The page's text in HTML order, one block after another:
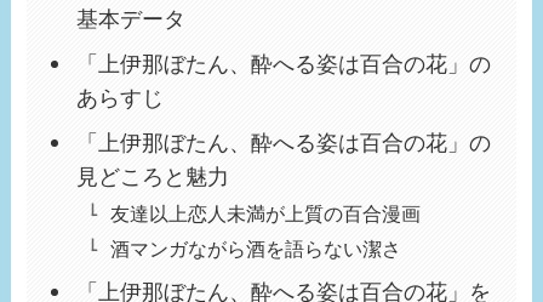
基本データ
「上伊那ぼたん、酔へる姿は百合の花」の
あらすじ
「上伊那ぼたん、酔へる姿は百合の花」の
見どころと魅力
友達以上恋人未満が上質の百合漫画
酒マンガながら酒を語らない潔さ
「上伊那ぼたん、酔へる姿は百合の花」を